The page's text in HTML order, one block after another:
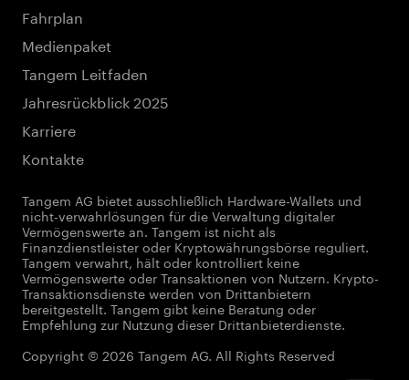
Fahrplan
Medienpaket
Tangem Leitfaden
Jahresrückblick 2025
Karriere
Kontakte
Tangem AG bietet ausschließlich Hardware-Wallets und
nicht-verwahrlösungen für die Verwaltung digitaler
Vermögenswerte an. Tangem ist nicht als
Finanzdienstleister oder Kryptowährungsbörse reguliert.
Tangem verwahrt, hält oder kontrolliert keine
Vermögenswerte oder Transaktionen von Nutzern. Krypto-
Transaktionsdienste werden von Drittanbietern
bereitgestellt. Tangem gibt keine Beratung oder
Empfehlung zur Nutzung dieser Drittanbieterdienste.